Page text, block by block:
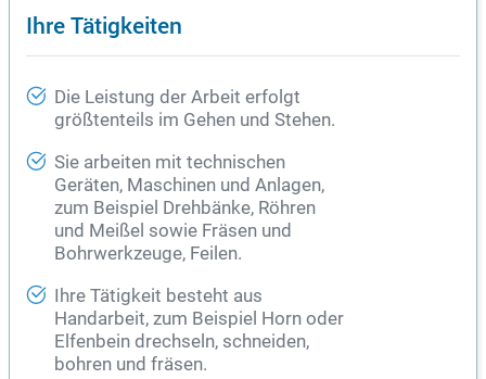
Ihre Tätigkeiten
Die Leistung der Arbeit erfolgt
größtenteils im Gehen und Stehen.
Sie arbeiten mit technischen
Geräten, Maschinen und Anlagen,
zum Beispiel Drehbänke, Röhren
und Meißel sowie Fräsen und
Bohrwerkzeuge, Feilen.
Ihre Tätigkeit besteht aus
Handarbeit, zum Beispiel Horn oder
Elfenbein drechseln, schneiden,
bohren und fräsen.